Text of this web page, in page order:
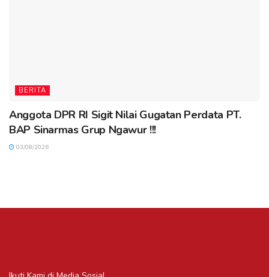
BERITA
Anggota DPR RI Sigit Nilai Gugatan Perdata PT.
BAP Sinarmas Grup Ngawur !!!
03/08/2026